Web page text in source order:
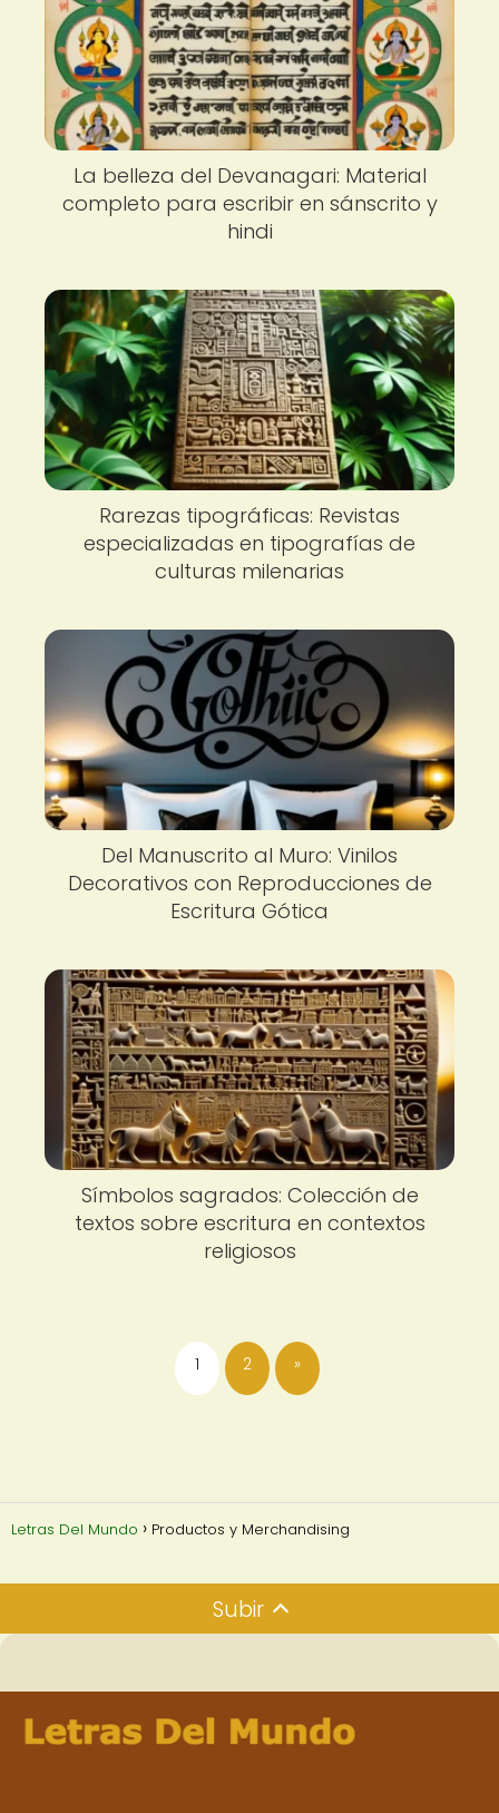
La belleza del Devanagari: Material
completo para escribir en sánscrito y
hindi
Rarezas tipográficas: Revistas
especializadas en tipografías de
culturas milenarias
Del Manuscrito al Muro: Vinilos
Decorativos con Reproducciones de
Escritura Gótica
Símbolos sagrados: Colección de
textos sobre escritura en contextos
religiosos
1 2 »
Letras Del Mundo Productos y Merchandising
Subir